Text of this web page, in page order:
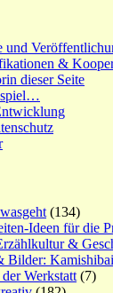
und
&
dieser Seite
(134)
Ideen für die
&
Bilder:
Werkstatt (7)